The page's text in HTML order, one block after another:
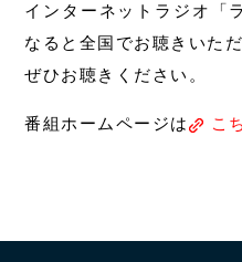
インターネットラジオ「
なると全国でお聴きいただ
ぜひお聴きください。
番組ホームページは こ